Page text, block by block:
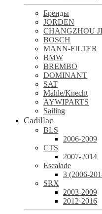
Бренды
JORDEN
CHANGZHOU
BOSCH
MANN-FILTER
BMW
BREMBO
DOMINANT
SAT
Mahle/Knecht
AYWIPARTS
Sailing
Cadillac
BLS
2006-2009
CTS
2007-2014
Escalade
3 (2006-
SRX
2003-2009
2012-2016